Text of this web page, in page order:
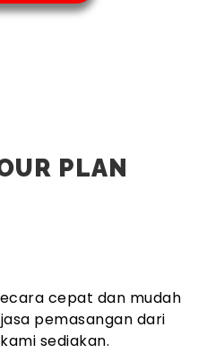
PLAN
cepat dan mudah
pemasangan dari
sediakan.